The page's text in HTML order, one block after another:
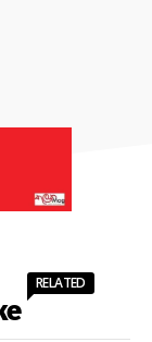
RELATED